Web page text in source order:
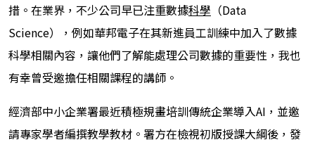
措。在業界，不少公司早已注重數據科學 （Data
Science），例如華邦電子在其新進員工訓練中加入了數據
科學相關內容，讓他們了解能處理公司數據的重要性，我也
有幸曾受邀擔任相關課程的講師。
經濟部中小企業署最近積極規畫培訓傳統企業導入AI，並邀
請專家學者編撰教學教材。署方在檢視初版授課大綱後，發